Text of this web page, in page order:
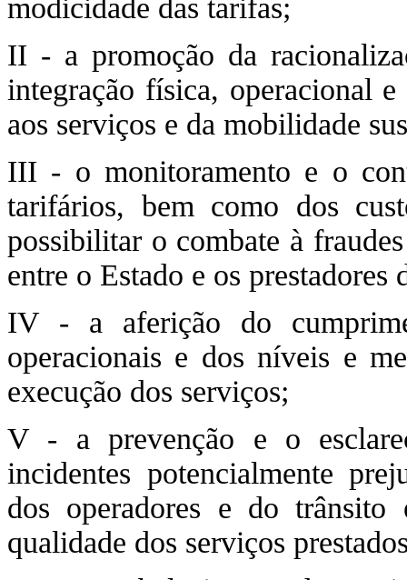
modicidade das tarifas;
II - a promoção da
integração física, operacional
aos serviços e da mobilidade
III - o monitoramento e o
tarifários, bem como dos
possibilitar o combate à
entre o Estado e os prestadores
IV - a aferição do
operacionais e dos níveis e
execução dos serviços;
V - a prevenção e o
incidentes potencialmente
dos operadores e do
qualidade dos serviços